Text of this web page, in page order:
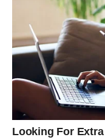
U emotivnom životu
Ako ste u vezi,
Razgovori postaju
su koraci ka
Ako ste slobodni,
razume vašu dubinu